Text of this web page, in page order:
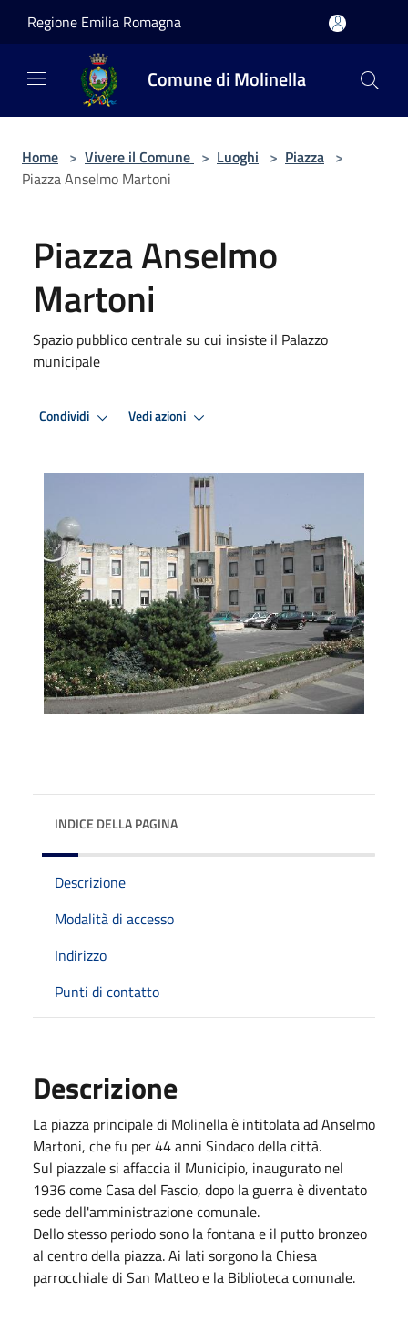
Regione Emilia Romagna
Comune di Molinella
Home > Vivere il Comune > Luoghi > Piazza >
Piazza Anselmo Martoni
Piazza Anselmo
Martoni
Spazio pubblico centrale su cui insiste il Palazzo
municipale
Condividi Vedi azioni
INDICE DELLA PAGINA
Descrizione
Modalità di accesso
Indirizzo
Punti di contatto
Descrizione
La piazza principale di Molinella è intitolata ad Anselmo
Martoni, che fu per 44 anni Sindaco della città.
Sul piazzale si affaccia il Municipio, inaugurato nel
1936 come Casa del Fascio, dopo la guerra è diventato
sede dell'amministrazione comunale.
Dello stesso periodo sono la fontana e il putto bronzeo
al centro della piazza. Ai lati sorgono la Chiesa
parrocchiale di San Matteo e la Biblioteca comunale.